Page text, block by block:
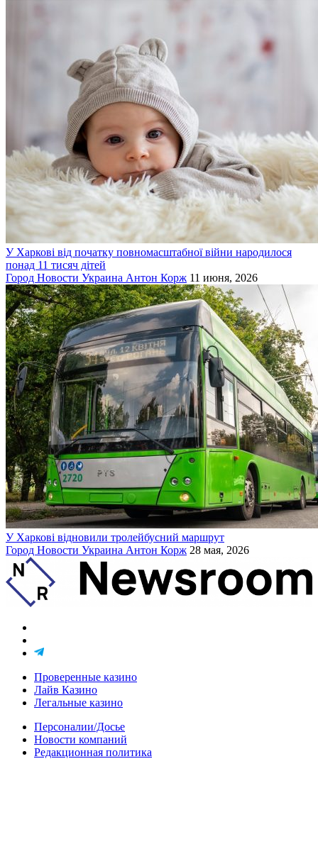
У Харкові від початку повномасштабної війни народилося
понад 11 тисяч дітей
Город Новости Украина Антон Корж 11 июня, 2026
У Харкові відновили тролейбусний маршрут
Город Новости Украина Антон Корж 28 мая, 2026
Проверенные казино
Лайв Казино
Легальные казино
Персоналии/Досье
Новости компаний
Редакционная политика